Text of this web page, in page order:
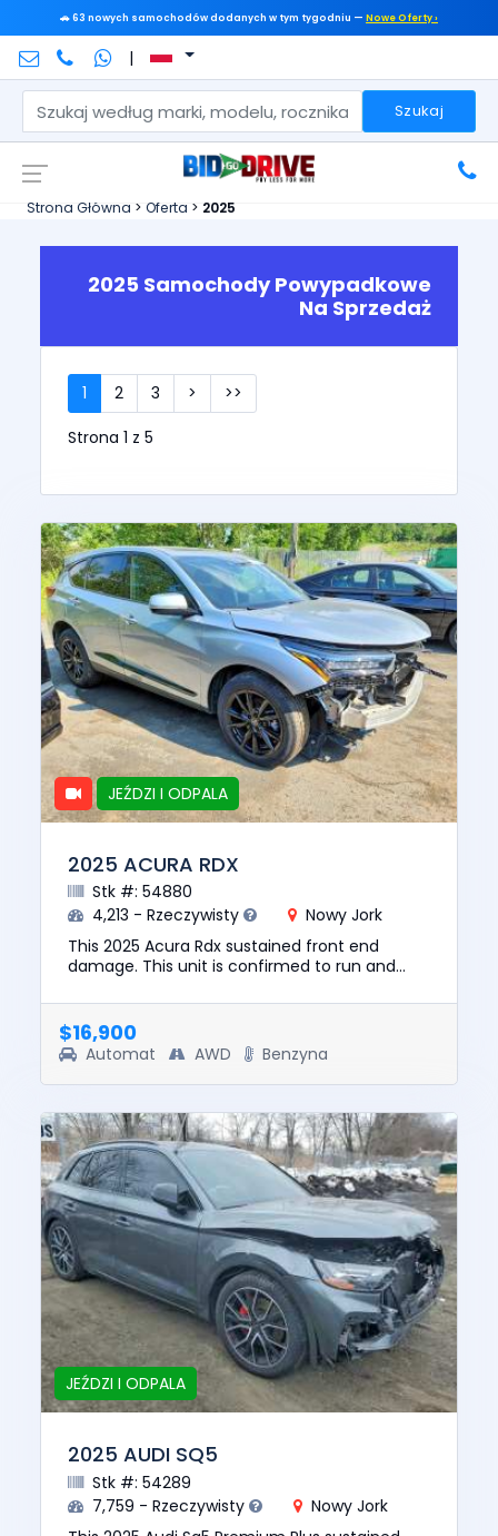
🚗 63 nowych samochodów dodanych w tym tygodniu — Nowe Oferty ›
|
Szukaj
Strona Główna > Oferta > 2025
2025 Samochody Powypadkowe
Na Sprzedaż
1 2 3 >
>>
Strona 1 z 5
JEŹDZI I ODPALA
2025 ACURA RDX
Stk #: 54880
4,213 - Rzeczywisty
Nowy Jork
This 2025 Acura Rdx sustained front end
damage. This unit is confirmed to run and
was $37450. This vehicle ...
$16,900
Automat AWD Benzyna
JEŹDZI I ODPALA
2025 AUDI SQ5
Stk #: 54289
7,759 - Rzeczywisty
Nowy Jork